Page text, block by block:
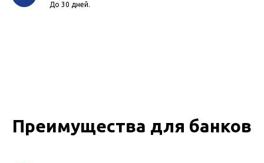
До 30 дней.
Преимущества для банков